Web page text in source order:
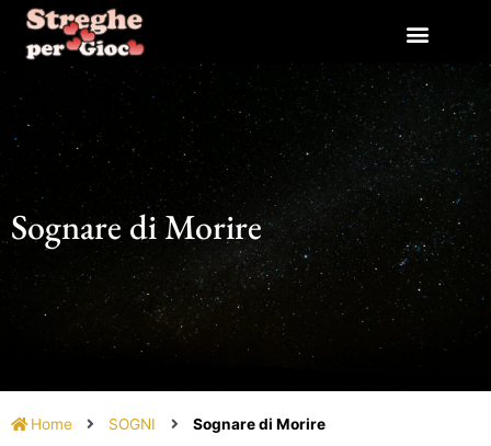
contenuto
Sognare di Morire
Home SOGNI Sognare di Morire